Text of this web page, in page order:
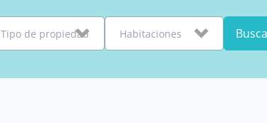
Tipo de propiedad Habitaciones